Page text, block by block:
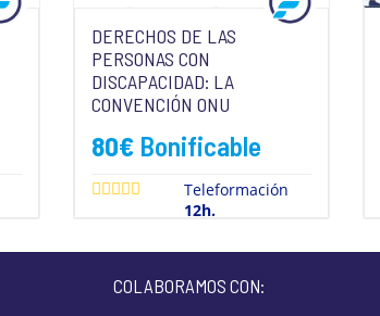
DERECHOS DE LAS
PERSONAS CON
DISCAPACIDAD: LA
CONVENCIÓN ONU
80€ Bonificable
Teleformación
12h.
COLABORAMOS CON: